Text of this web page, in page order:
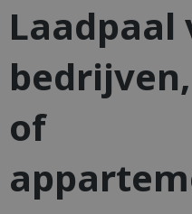
Laadpaal
of